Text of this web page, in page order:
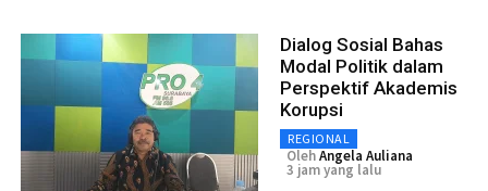
Dialog Sosial Bahas
Modal Politik dalam
Perspektif Akademis
Korupsi
REGIONAL
OlehAngela Auliana
3 jam yang lalu